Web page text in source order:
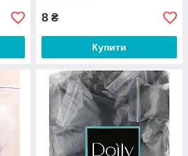
8 ₴
Купити